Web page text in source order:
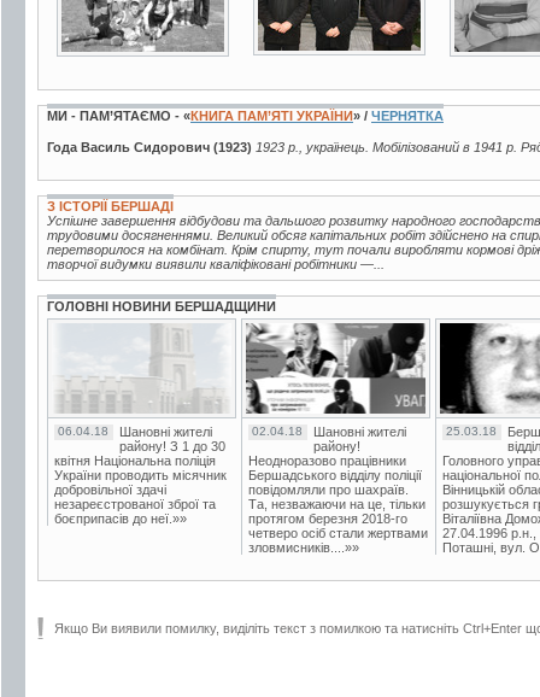
МИ - ПАМ’ЯТАЄМО - «КНИГА ПАМ’ЯТІ УКРАЇНИ» / ЧЕРНЯТКА
Года Василь Сидорович (1923) 1923 р., українець. Мобілізований в 1941 р.
З ІСТОРІЇ БЕРШАДІ
Успішне завершення відбудови та дальшого розвитку народного
трудовими досягненнями. Великий обсяг капітальних робіт здійснено на
перетворилося на комбінат. Крім спирту, тут почали виробляти кормові
творчої видумки виявили кваліфіковані робітники —...
ГОЛОВНІ НОВИНИ БЕРШАДЩИНИ
06.04.18
Шановні жителі
району! З 1 до 30
квітня Національна поліція
України проводить місячник
добровільної здачі
незареєстрованої зброї та
боєприпасів до неї.»»
02.04.18
Шановні жителі
району!
Неодноразово працівники
Бершадського відділу поліції
повідомляли про шахраїв.
Та, незважаючи на це, тільки
протягом березня 2018-го
четверо осіб стали жертвами
зловмисників....»»
25.03.18
Головного
національної
Вінницькій
розшукується
Віталіївна
27.04.1996 р.н.,
Поташні, вул.
Якщо Ви виявили помилку, виділіть текст з помилкою та натисніть Ctrl+Enter